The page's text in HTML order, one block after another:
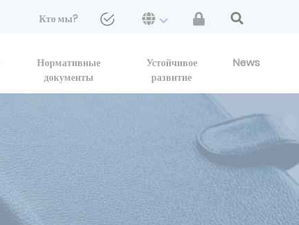
Кто мы?
Нормативные
документы
Устойчивое
развитие
News